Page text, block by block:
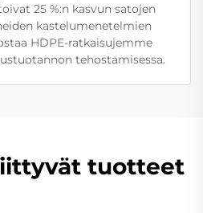
25 %:n kasvun satojen
kastelumenetelmien
HDPE-ratkaisujemme
tehostamisessa.
tuotteet